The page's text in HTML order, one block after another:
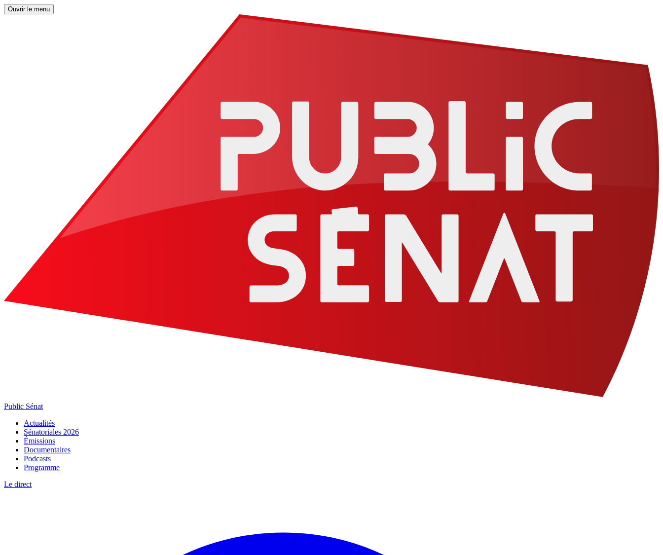
Ouvrir le menu
Public Sénat
Actualités
Sénatoriales 2026
Émissions
Documentaires
Podcasts
Programme
Le direct